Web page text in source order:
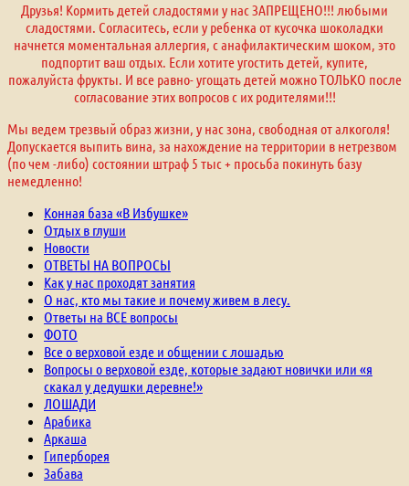
Друзья! Кормить детей сладостями у нас ЗАПРЕЩЕНО!!! любыми
сладостями. Согласитесь, если у ребенка от кусочка шоколадки
начнется моментальная аллергия, с анафилактическим шоком, это
подпортит ваш отдых. Если хотите угостить детей, купите,
пожалуйста фрукты. И все равно- угощать детей можно ТОЛЬКО после
согласование этих вопросов с их родителями!!!
Мы ведем трезвый образ жизни, у нас зона, свободная от алкоголя!
Допускается выпить вина, за нахождение на территории в нетрезвом
(по чем -либо) состоянии штраф 5 тыс + просьба покинуть базу
немедленно!
Конная база «В Избушке»
Отдых в глуши
Новости
ОТВЕТЫ НА ВОПРОСЫ
Как у нас проходят занятия
О нас, кто мы такие и почему живем в лесу.
Ответы на ВСЕ вопросы
ФОТО
Все о верховой езде и общении с лошадью
Вопросы о верховой езде, которые задают новички или «я
скакал у дедушки деревне!»
ЛОШАДИ
Арабика
Аркаша
Гиперборея
Забава